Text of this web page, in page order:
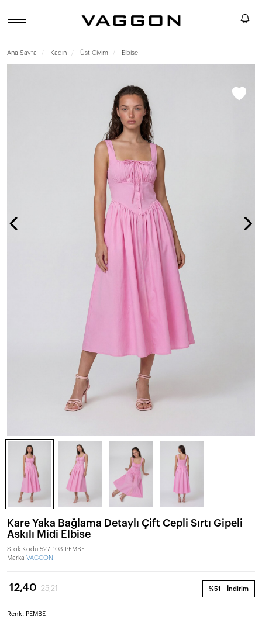
Ana Sayfa Kadın Üst Giyim Elbise
Kare Yaka Bağlama Detaylı Çift Cepli Sırtı Gipeli
Askılı Midi Elbise
Stok Kodu 527-103-PEMBE
Marka VAGGON
%51 İndirim
12,40 25,21
Renk: PEMBE